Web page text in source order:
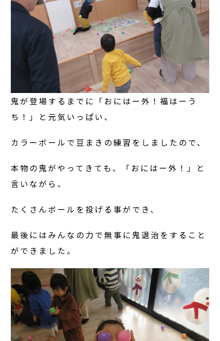
鬼が登場するまでに「おにはー外！福はーう
ち！」と元気いっぱい、
カラーボールで豆まきの練習をしましたので、
本物の鬼がやってきても、「おにはー外！」と
言いながら、
たくさんボールを投げる事ができ、
最後にはみんなの力で無事に鬼退治をすること
ができました。